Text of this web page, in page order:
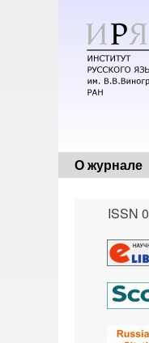
О журнале
ISSN